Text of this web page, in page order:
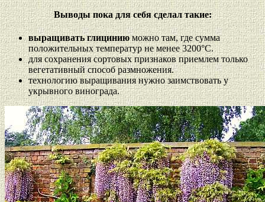
Выводы пока для себя сделал такие:
выращивать глициниюможно там, где сумма
положительных температур не менее 3200°С.
для сохранения сортовых признаков приемлем только
вегетативный способ размножения.
технологию выращивания нужно заимствовать у
укрывного винограда.